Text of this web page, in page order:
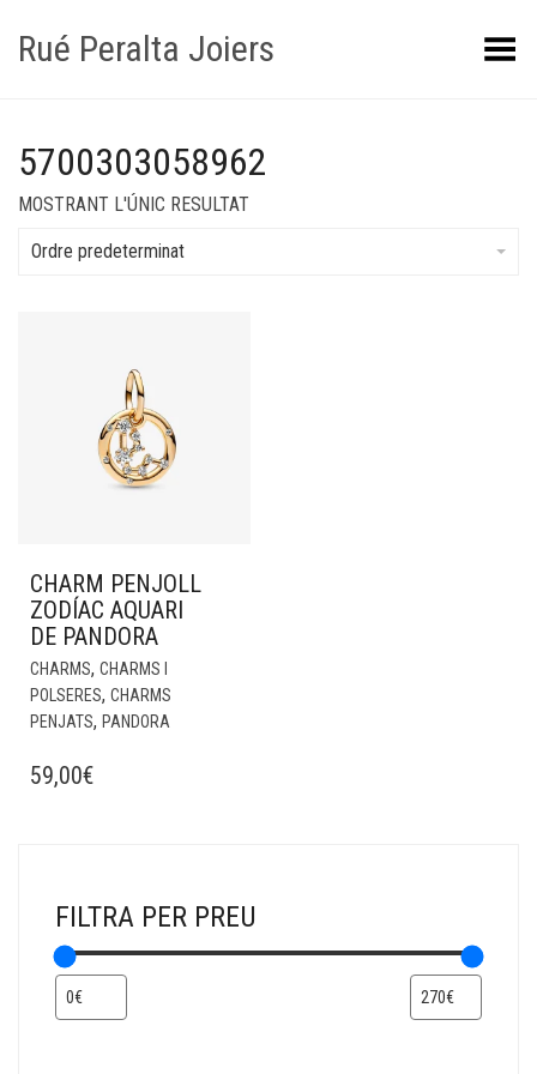
Rué Peralta Joiers Obrir/tancar el menú
5700303058962
MOSTRANT L'ÚNIC RESULTAT
Ordre predeterminat
CHARM PENJOLL
ZODÍAC AQUARI
DE PANDORA
CHARMS, CHARMS I
POLSERES, CHARMS
PENJATS, PANDORA
59,00€
FILTRA PER PREU